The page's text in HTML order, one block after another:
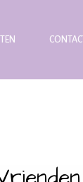
CONTACT